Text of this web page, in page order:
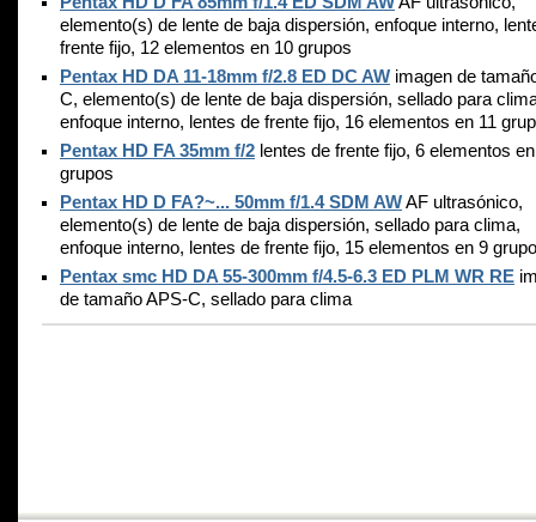
elemento(s) de lente de baja dispersión, enfoque interno,
frente fijo, 12 elementos en 10 grupos
Pentax HD DA 11-18mm f/2.8 ED DC AW imagen de
C, elemento(s) de lente de baja dispersión, sellado para
enfoque interno, lentes de frente fijo, 16 elementos en 11
Pentax HD FA 35mm f/2 lentes de frente fijo, 6 elementos
grupos
Pentax HD D FA?~... 50mm f/1.4 SDM AWAF ultrasónico,
elemento(s) de lente de baja dispersión, sellado para clima,
enfoque interno, lentes de frente fijo, 15 elementos en 9
Pentax smc HD DA 55-300mm f/4.5-6.3 ED PLM WR RE
de tamaño APS-C, sellado para clima